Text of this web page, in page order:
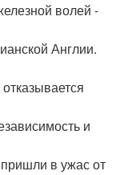
волей -
Англии.
и
в ужас от